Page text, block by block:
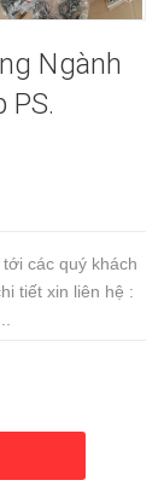
Ngành
các quý khách
tiết xin liên hệ :